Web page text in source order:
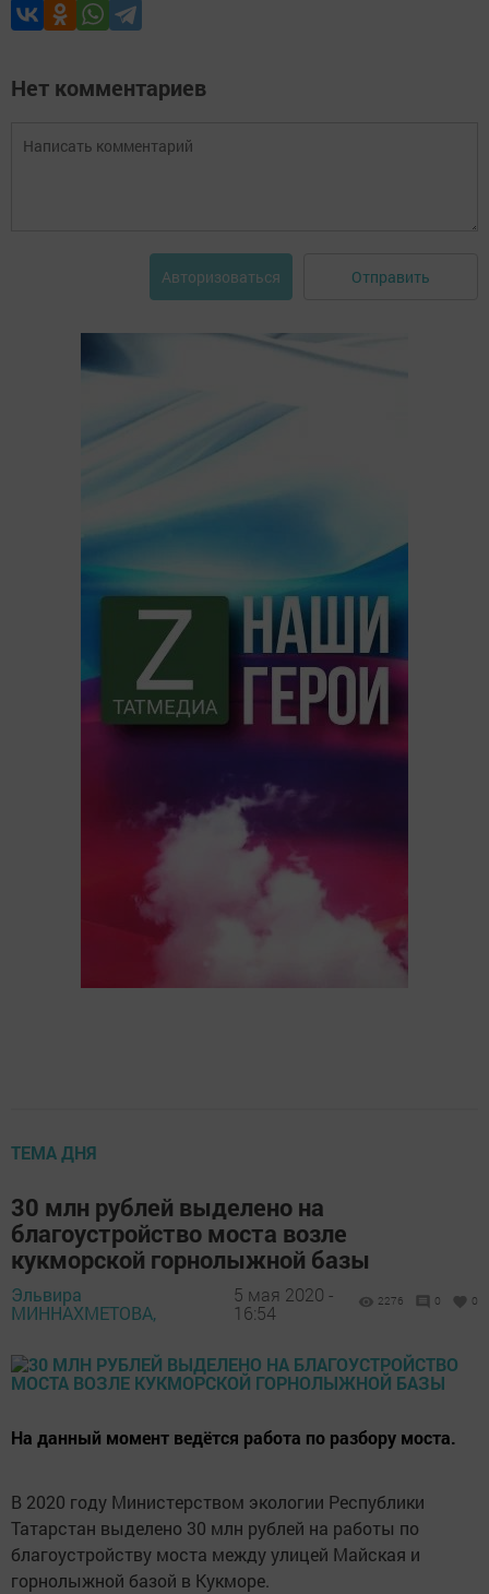
Нет комментариев
Авторизоваться Отправить
ТЕМА ДНЯ
30 млн рублей выделено на
благоустройство моста возле
кукморской горнолыжной базы
Эльвира
МИННАХМЕТОВА,
5 мая 2020 -
16:54
2276 0 0
На данный момент ведётся работа по разбору моста.
В 2020 году Министерством экологии Республики
Татарстан выделено 30 млн рублей на работы по
благоустройству моста между улицей Майская и
горнолыжной базой в Кукморе.